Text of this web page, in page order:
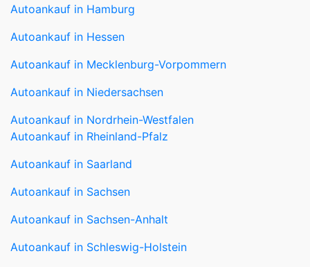
Autoankauf in Hamburg
Autoankauf in Hessen
Autoankauf in Mecklenburg-Vorpommern
Autoankauf in Niedersachsen
Autoankauf in Nordrhein-Westfalen
Autoankauf in Rheinland-Pfalz
Autoankauf in Saarland
Autoankauf in Sachsen
Autoankauf in Sachsen-Anhalt
Autoankauf in Schleswig-Holstein